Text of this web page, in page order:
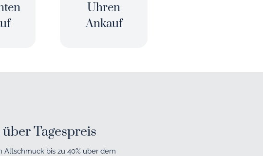
Uhren
Ankauf
Tagespreis
Altschmuck bis zu 40% über dem